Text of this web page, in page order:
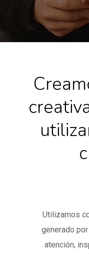
Utilizamos
generado
atención,